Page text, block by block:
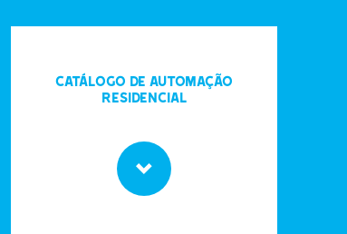
Catálogo de automação
residencial